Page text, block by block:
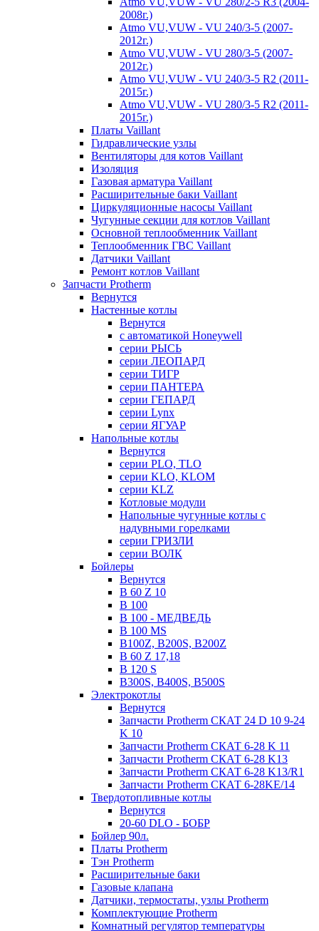
2008г.)
Atmo VU,VUW - VU 240/3-5 (2007-
2012г.)
Atmo VU,VUW - VU 280/3-5 (2007-
2012г.)
Atmo VU,VUW - VU 240/3-5 R2 (2011-
2015г.)
Atmo VU,VUW - VU 280/3-5 R2 (2011-
2015г.)
Платы Vaillant
Гидравлические узлы
Вентиляторы для котов Vaillant
Изоляция
Газовая арматура Vaillant
Расширительные баки Vaillant
Циркуляционные насосы Vaillant
Чугунные секции для котлов Vaillant
Основной теплообменник Vaillant
Теплообменник ГВС Vaillant
Датчики Vaillant
Ремонт котлов Vaillant
Запчасти Protherm
Вернутся
Настенные котлы
Вернутся
с автоматикой Honeywell
серии РЫСЬ
серии ЛЕОПАРД
серии ТИГР
серии ПАНТЕРА
серии ГЕПАРД
серии Lynx
серии ЯГУАР
Напольные котлы
Вернутся
серии PLO, TLO
серии KLO, KLOM
серии KLZ
Котловые модули
Напольные чугунные котлы с
надувными горелками
серии ГРИЗЛИ
серии ВОЛК
Бойлеры
Вернутся
B 60 Z 10
B 100
B 100 - МЕДВЕДЬ
B 100 MS
B100Z, B200S, B200Z
B 60 Z 17,18
B 120 S
B300S, B400S, B500S
Электрокотлы
Вернутся
Запчасти Protherm СКАТ 24 D 10 9-24
K 10
Запчасти Protherm СКАТ 6-28 K 11
Запчасти Protherm СКАТ 6-28 K13
Запчасти Protherm СКАТ 6-28 K13/R1
Запчасти Protherm СКАТ 6-28KE/14
Твердотопливные котлы
Вернутся
20-60 DLO - БОБР
Бойлер 90л.
Платы Protherm
Тэн Protherm
Расширительные баки
Газовые клапана
Датчики, термостаты, узлы Protherm
Комплектующие Protherm
Комнатный регулятор температуры